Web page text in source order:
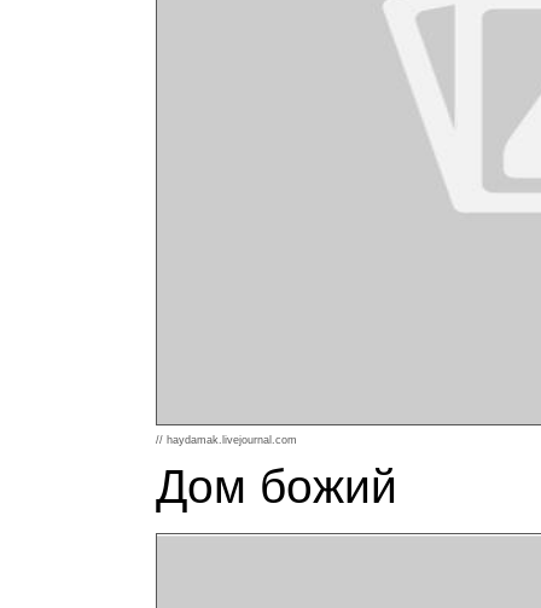
// haydamak.livejournal.com
Дом божий